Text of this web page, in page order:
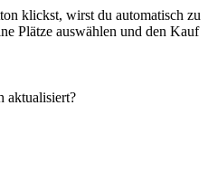
klickst, wirst du automatisch zu
Plätze auswählen und den Kauf
aktualisiert?